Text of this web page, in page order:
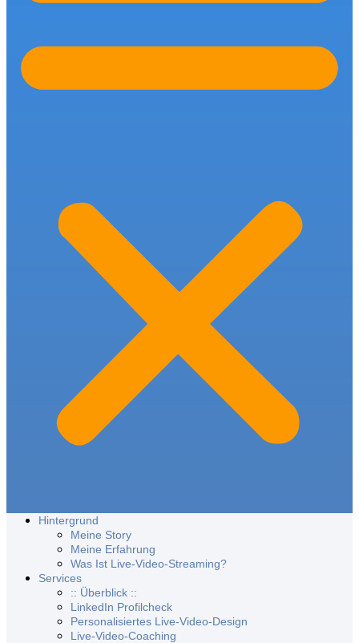
Hintergrund
Meine Story
Meine Erfahrung
Was Ist Live-Video-Streaming?
Services
:: Überblick ::
LinkedIn Profilcheck
Personalisiertes Live-Video-Design
Live-Video-Coaching